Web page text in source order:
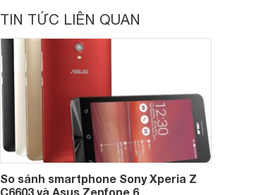
TIN TỨC LIÊN QUAN
So sánh smartphone Sony Xperia Z
C6603 và Asus Zenfone 6